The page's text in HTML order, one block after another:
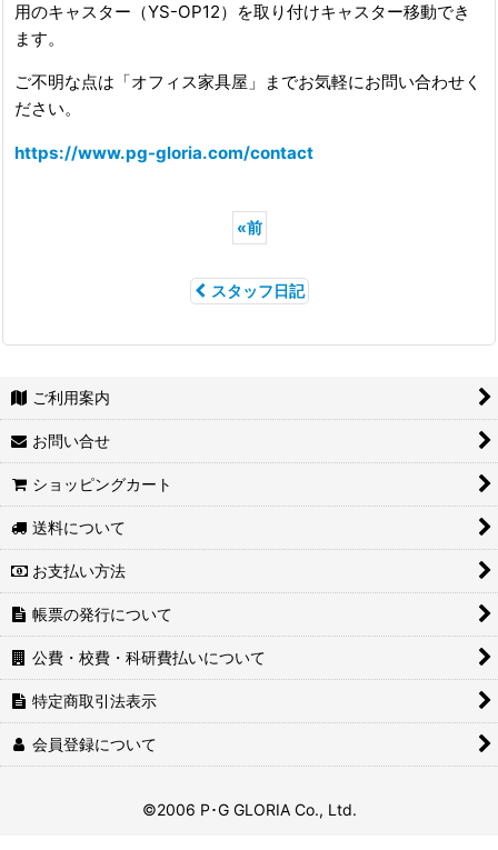
用のキャスター（YS-OP12）を取り付けキャスター移動でき
ます。
ご不明な点は「オフィス家具屋」までお気軽にお問い合わせく
ださい。
https://www.pg-gloria.com/contact
«前
スタッフ日記
ご利用案内
お問い合せ
ショッピングカート
送料について
お支払い方法
帳票の発行について
公費・校費・科研費払いについて
特定商取引法表示
会員登録について
©2006 P･G GLORIA Co., Ltd.